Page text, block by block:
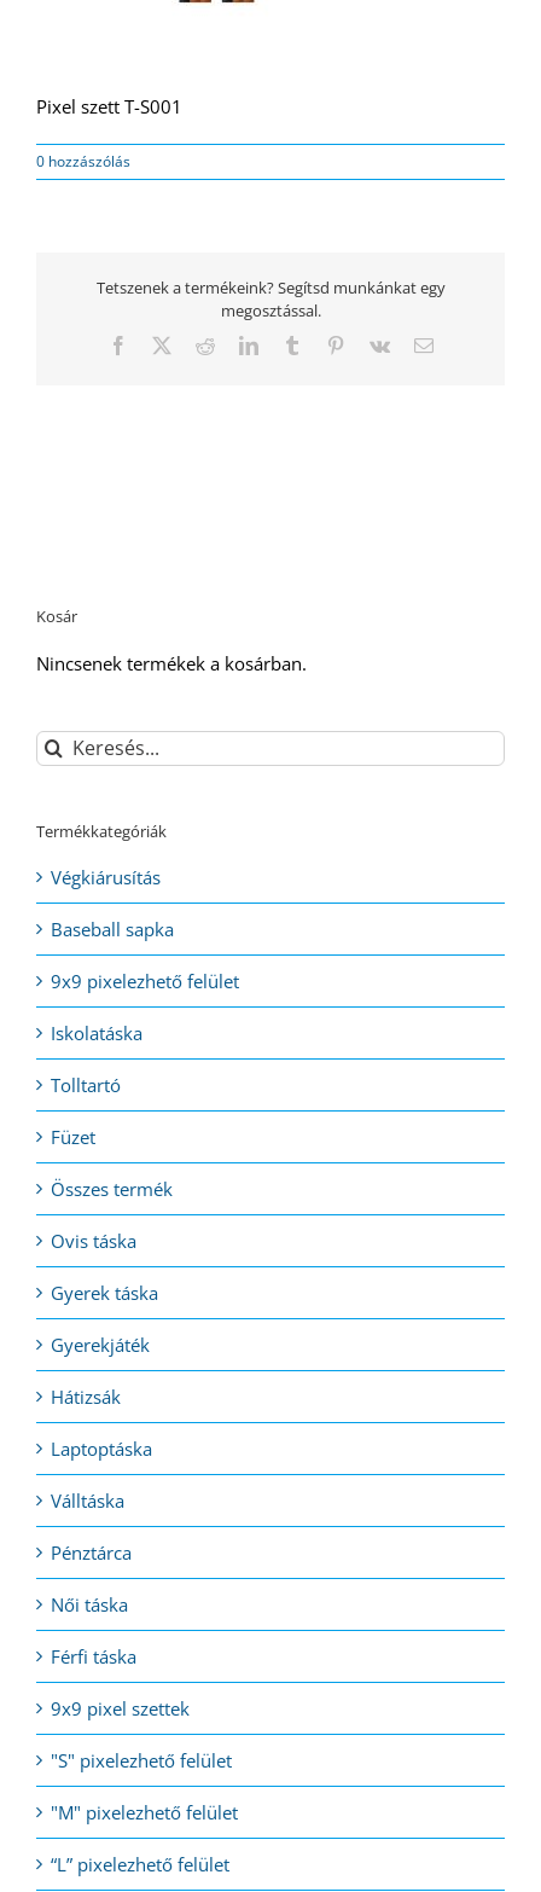
Pixel szett T-S001
0 hozzászólás
Tetszenek a termékeink? Segítsd munkánkat egy
megosztással.
Facebook
TwitterRedditLinkedInTumblr Pinterest
Vk Email:
Kosár
Nincsenek termékek a kosárban.
Keresés...
Termékkategóriák
Végkiárusítás
Baseball sapka
9x9 pixelezhető felület
Iskolatáska
Tolltartó
Füzet
Összes termék
Ovis táska
Gyerek táska
Gyerekjáték
Hátizsák
Laptoptáska
Válltáska
Pénztárca
Női táska
Férfi táska
9x9 pixel szettek
"S" pixelezhető felület
"M" pixelezhető felület
“L” pixelezhető felület